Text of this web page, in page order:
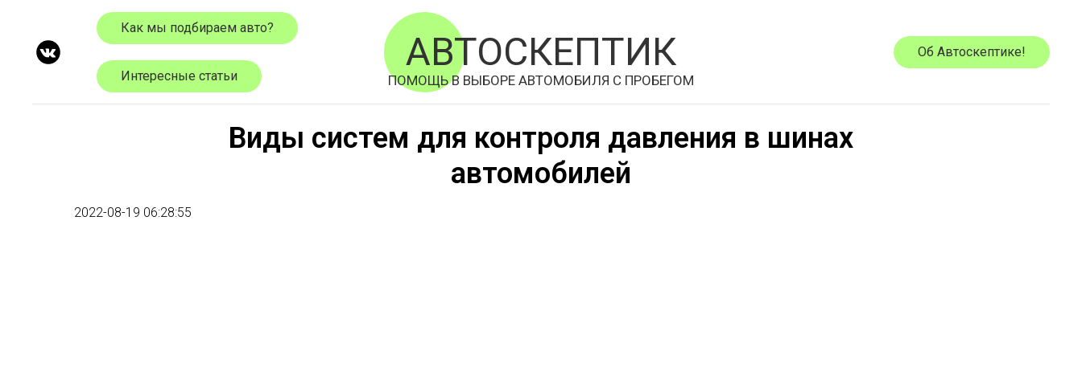
АВТОСКЕПТИК
ПОМОЩЬ В ВЫБОРЕ АВТОМОБИЛЯ С ПРОБЕГОМ
Как мы подбираем авто?
Интересные статьи
Об Автоскептике!
Виды систем для контроля давления в шинах
автомобилей
2022-08-19 06:28:55